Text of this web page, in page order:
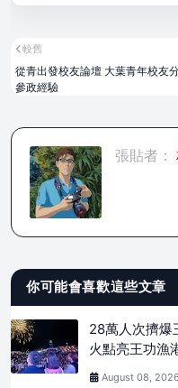
較舊
從青出發校友論壇 大葉青年校友
參政經驗
張貼者：
你可能會喜歡這些文章
28萬人次擠爆
火點亮王功漁
August 08, 2026